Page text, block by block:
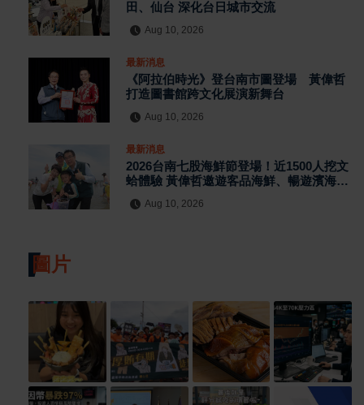
田、仙台 深化台日城市交流
Aug 10, 2026
最新消息
《阿拉伯時光》登台南市圖登場 黃偉哲
打造圖書館跨文化展演新舞台
Aug 10, 2026
最新消息
2026台南七股海鮮節登場！近1500人挖文
蛤體驗 黃偉哲邀遊客品海鮮、暢遊濱海景
Aug 10, 2026
圖片